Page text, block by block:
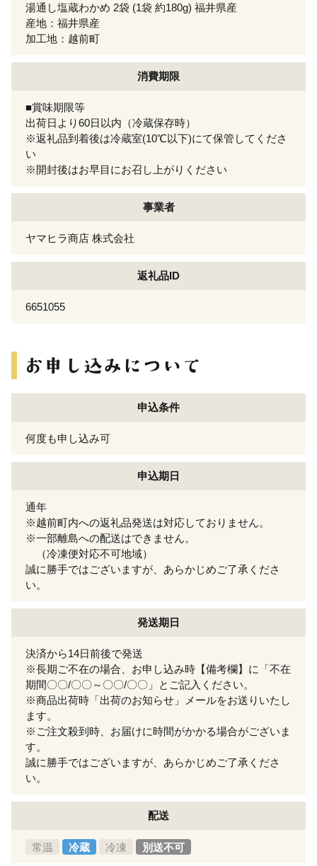
湯通し塩蔵わかめ 2袋 (1袋 約180g) 福井県産
産地：福井県産
加工地：越前町
消費期限
■賞味期限等
出荷日より60日以内（冷蔵保存時）
※返礼品到着後は冷蔵室(10℃以下)にて保管してくださ
い
※開封後はお早目にお召し上がりください
事業者
ヤマヒラ商店 株式会社
返礼品ID
6651055
申込条件
何度も申し込み可
申込期日
通年
※越前町内への返礼品発送は対応しておりません。
※一部離島への配送はできません。
（冷凍便対応不可地域）
誠に勝手ではございますが、あらかじめご了承くださ
い。
発送期日
決済から14日前後で発送
※長期ご不在の場合、お申し込み時【備考欄】に「不在
期間〇〇/〇〇～〇〇/〇〇」とご記入ください。
※商品出荷時「出荷のお知らせ」メールをお送りいたし
ます。
※ご注文殺到時、お届けに時間がかかる場合がございま
す。
誠に勝手ではございますが、あらかじめご了承くださ
い。
配送
常温 冷蔵 冷凍 別送不可